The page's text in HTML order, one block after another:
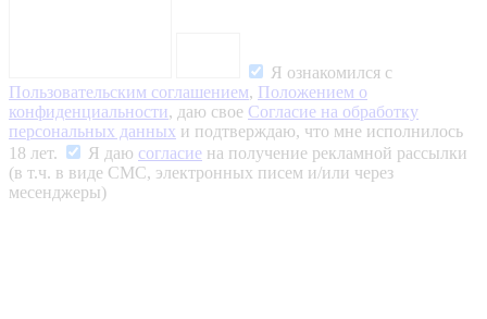
Я ознакомился с
Пользовательским соглашением, Положением о
конфиденциальности, даю свое Согласие на обработку
персональных данных и подтверждаю, что мне исполнилось
18 лет.
Я даю согласие на получение рекламной рассылки
(в т.ч. в виде СМС, электронных писем и/или через
месенджеры)